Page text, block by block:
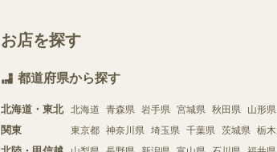
お店を探す
都道府県から探す
北海道・東北 北海道 青森県 岩手県 宮城県 秋田県 山形県
関東 東京都 神奈川県 埼玉県 千葉県 茨城県 栃